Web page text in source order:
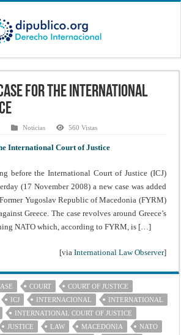
for the International
Noticias 560 Vistas
International Court of Justice
before the International Court of Justice (ICJ)
(17 November 2008) a new case was added
Yugoslav Republic of Macedonia (FYRM)
Greece. The case revolves around Greece’s
NATO which, according to FYRM, is […]
[via International Law Observer]
COURT
COURT OF JUSTICE
ICJ INTERNACIONAL
INTERNATIONAL
INTERNATIONAL COURT OF JUSTICE
JUSTICE LAW MACEDONIA
NATO